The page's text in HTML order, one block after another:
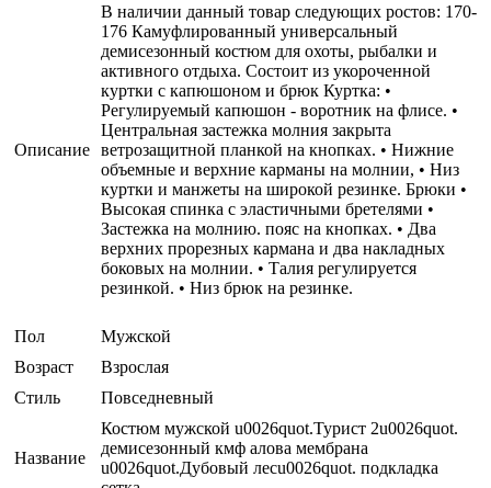
Описание
В наличии данный товар следующих ростов: 170-
176 Камуфлированный универсальный
демисезонный костюм для охоты, рыбалки и
активного отдыха. Состоит из укороченной
куртки с капюшоном и брюк Куртка: •
Регулируемый капюшон - воротник на флисе. •
Центральная застежка молния закрыта
ветрозащитной планкой на кнопках. • Нижние
объемные и верхние карманы на молнии, • Низ
куртки и манжеты на широкой резинке. Брюки •
Высокая спинка с эластичными бретелями •
Застежка на молнию. пояс на кнопках. • Два
верхних прорезных кармана и два накладных
боковых на молнии. • Талия регулируется
резинкой. • Низ брюк на резинке.
Пол
Мужской
Возраст
Взрослая
Стиль
Повседневный
Название
Костюм мужской u0026quot.Турист 2u0026quot.
демисезонный кмф алова мембрана
u0026quot.Дубовый лесu0026quot. подкладка